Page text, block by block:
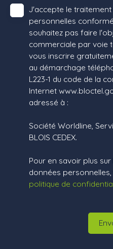
J'accepte le
personnelles
souhaitez pas faire
commerciale par voie
vous inscrire
au démarchage
L223-1 du code de la
Internet
adressé à :
Société Worldline,
BLOIS CEDEX.
Pour en savoir plus
données
politique de